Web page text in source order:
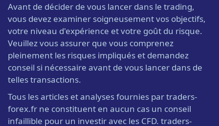
Avant de décider de vous lancer dans le trading,
vous devez examiner soigneusement vos objectifs,
votre niveau d'expérience et votre goût du risque.
Veuillez vous assurer que vous comprenez
pleinement les risques impliqués et demandez
conseil si nécessaire avant de vous lancer dans de
telles transactions.
Tous les articles et analyses fournies par traders-
forex.fr ne constituent en aucun cas un conseil
infaillible pour un investir avec les CFD. traders-